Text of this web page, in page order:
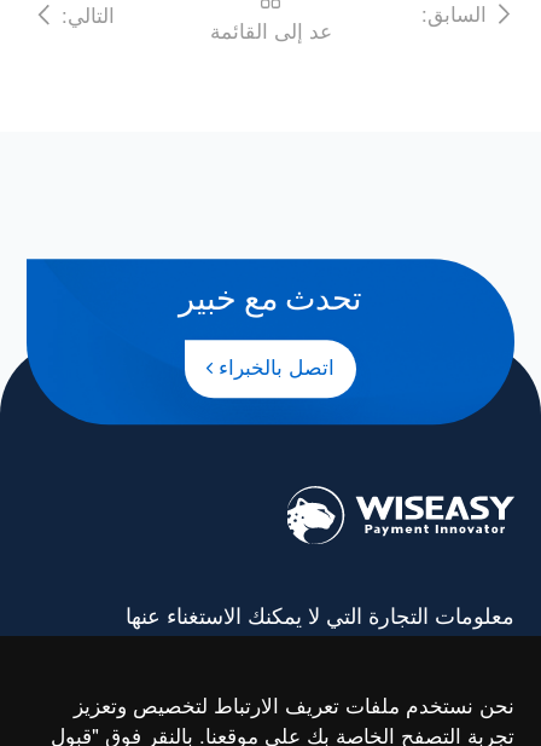
السابق:
عد إلى القائمة
التالي:
تحدث مع خبير
اتصل بالخبراء
معلومات التجارة التي لا يمكنك الاستغناء عنها
*من خلال تقديم تفاصيل الاتصال الخاصة بك، فإنك تفوض
نحن نستخدم ملفات تعريف الارتباط لتخصيص وتعزيز
تجربة التصفح الخاصة بك على موقعنا. بالنقر فوق "قبول